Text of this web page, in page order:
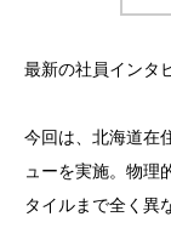
最新の社員インタ
今回は、北海道在
ューを実施。物理
タイルまで全く異